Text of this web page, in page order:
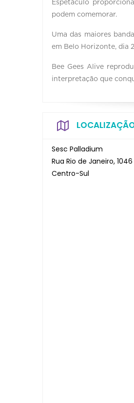
Espetáculo
podem comemorar.
Uma das maiores
em Belo Horizonte, dia
Bee Gees Alive
interpretação que
Sesc Palladium
Rua Rio de Janeiro,
Centro-Sul